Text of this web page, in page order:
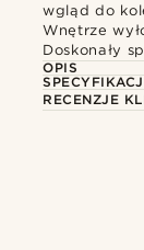
wgląd do
Wnętrze
Doskonały
OPIS
RECENZJE